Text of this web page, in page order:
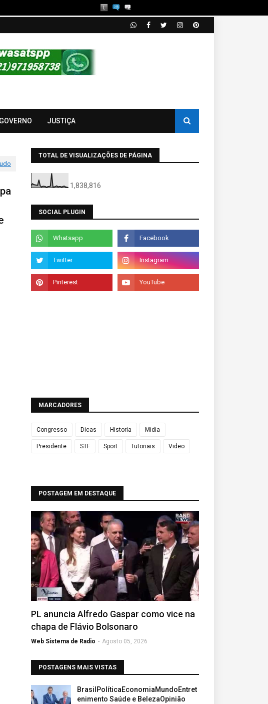
GOVERNO JUSTIÇA
TOTAL DE VISUALIZAÇÕES DE PÁGINA
1,838,816
SOCIAL PLUGIN
MARCADORES
Congresso Dicas Historia Midia
Presidente STF Sport Tutoriais Video
POSTAGEM EM DESTAQUE
PL anuncia Alfredo Gaspar como vice na
chapa de Flávio Bolsonaro
Web Sistema de Radio - Agosto 05, 2026
POSTAGENS MAIS VISTAS
BrasilPolíticaEconomiaMundoEntret
enimento Saúde e BelezaOpinião